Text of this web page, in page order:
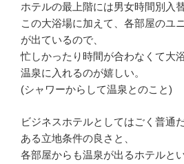
ホテルの最上階には男女時間別入
この大浴場に加えて、各部屋のユ
が出ているので、
忙しかったり時間が合わなくて大
温泉に入れるのが嬉しい。
(シャワーからして温泉とのこと)
ビジネスホテルとしてはごく普通
ある立地条件の良さと、
各部屋からも温泉が出るホテルと